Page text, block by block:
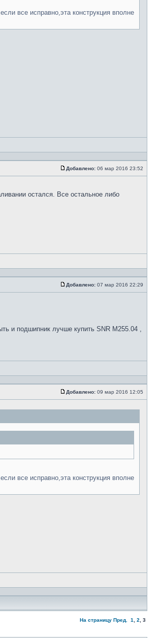
все исправно,эта конструкция вполне
Добавлено: 06 мар 2016 23:52
остался. Все остальное либо
Добавлено: 07 мар 2016 22:29
и подшипник лучше купить SNR M255.04 ,
Добавлено: 09 мар 2016 12:05
все исправно,эта конструкция вполне
На страницу Пред. 1 2 3